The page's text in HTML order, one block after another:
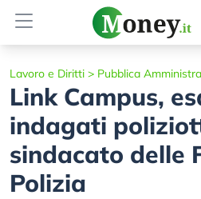
Lavoro e Diritti > Pubblica
Link Campus,
indagati
sindacato delle
Polizia